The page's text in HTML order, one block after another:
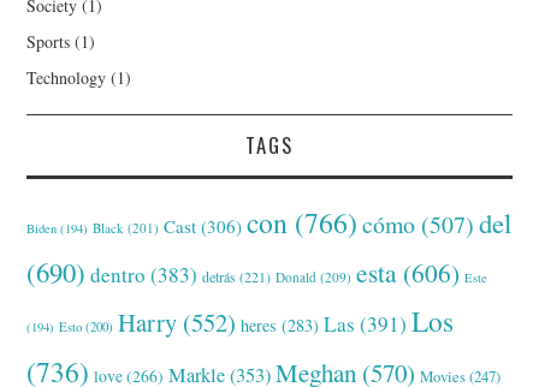
Society (1)
Sports (1)
Technology (1)
TAGS
Biden (194) Black (201) Cast (306) con (766) cómo (507) del
(690) dentro (383) detrás (221) Donald (209) esta (606) Este
(194) Esto (200) Harry (552) heres (283) Las (391) Los
(736) love(266) Markle(353) Meghan (570) Movies(247)